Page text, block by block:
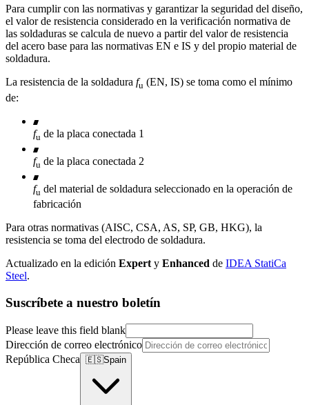
Para cumplir con las normativas y garantizar la seguridad del diseño,
el valor de resistencia considerado en la verificación normativa de
las soldaduras se calcula de nuevo a partir del valor de resistencia
del acero base para las normativas EN e IS y del propio material de
soldadura.
La resistencia de la soldadura fu (EN, IS) se toma como el mínimo
de:
fu de la placa conectada 1
fu de la placa conectada 2
fu del material de soldadura seleccionado en la operación de
fabricación
Para otras normativas (AISC, CSA, AS, SP, GB, HKG), la
resistencia se toma del electrodo de soldadura.
Actualizado en la edición Expert y Enhanced de IDEA StatiCa
Steel.
Suscríbete a nuestro boletín
Please leave this field blank
Dirección de correo electrónico
República Checa 🇪🇸Spain